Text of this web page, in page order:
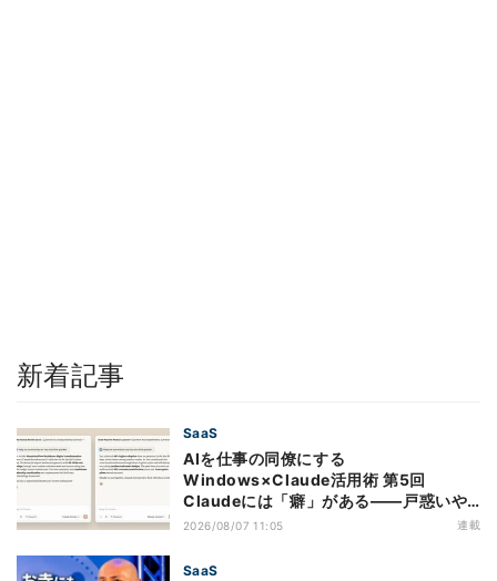
新着記事
SaaS
AIを仕事の同僚にする
Windows×Claude活用術 第5回
Claudeには「癖」がある――戸惑いや
すい7つの仕様
2026/08/07 11:05 連載
SaaS